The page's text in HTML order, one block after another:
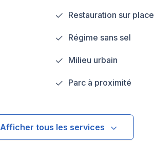
Restauration sur place
Régime sans sel
Milieu urbain
Parc à proximité
Afficher tous les services